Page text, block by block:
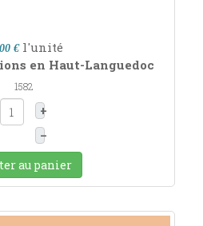
€ l'unité
en Haut-Languedoc
1582
+
–
au panier